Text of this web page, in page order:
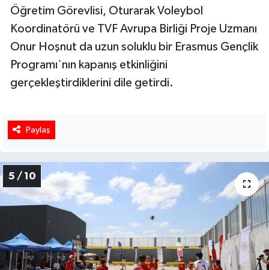
Öğretim Görevlisi, Oturarak Voleybol
Koordinatörü ve TVF Avrupa Birliği Proje Uzmanı
Onur Hoşnut da uzun soluklu bir Erasmus Gençlik
Programı`nın kapanış etkinliğini
gerçekleştirdiklerini dile getirdi.
Paylaş
5 / 10